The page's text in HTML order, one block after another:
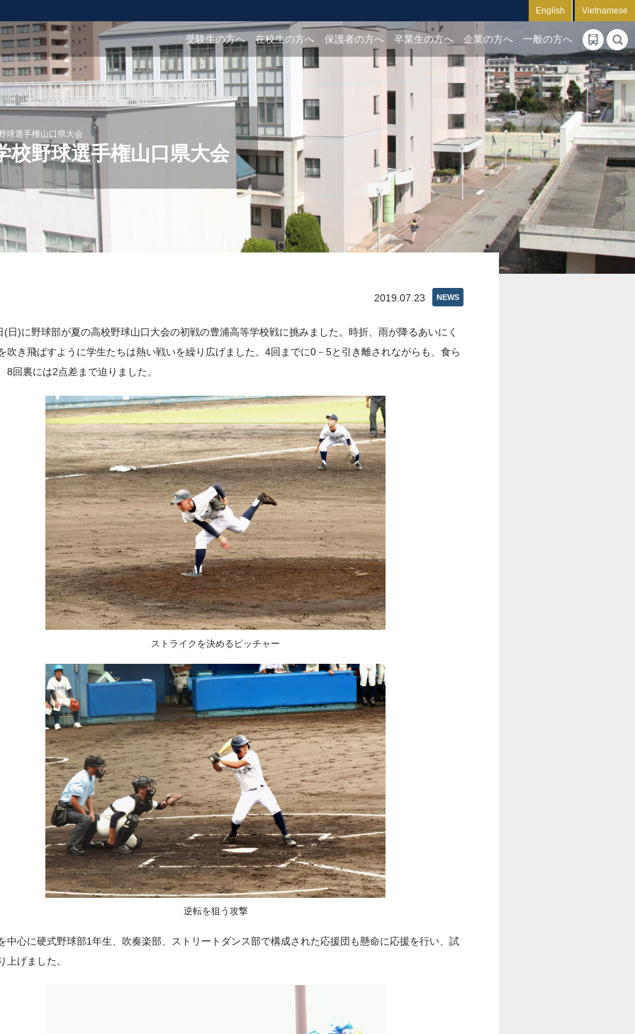
English Vietnamese
受験生の方へ 在校生の方へ 保護者の方へ 卒業生の方へ 企業の方へ 一般の方へ
球選手権山口県大会
校野球選手権山口県大会
NEWS
2019.07.23
(日)に野球部が夏の高校野球山口大会の初戦の豊浦高等学校戦に挑みました。時折、雨が降るあいにく
吹き飛ばすように学生たちは熱い戦いを繰り広げました。4回までに0－5と引き離されながらも、食ら
8回裏には2点差まで迫りました。
ストライクを決めるピッチャー
逆転を狙う攻撃
中心に硬式野球部1年生、吹奏楽部、ストリートダンス部で構成された応援団も懸命に応援を行い、試
上げました。